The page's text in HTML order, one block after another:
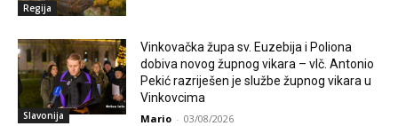
Regija
Slavonija
Vinkovačka župa sv. Euzebija i Poliona
dobiva novog župnog vikara – vlč. Antonio
Pekić razriješen je službe župnog vikara u
Vinkovcima
Mario - 03/08/2026